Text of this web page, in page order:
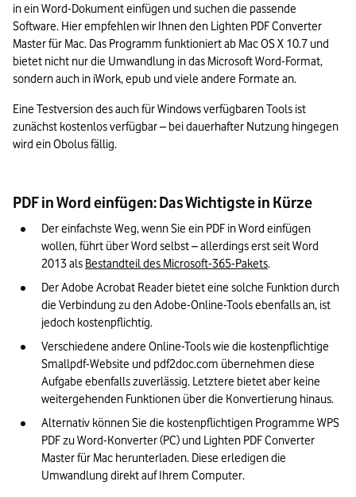
in ein Word-Dokument einfügen und suchen die passende
Software. Hier empfehlen wir Ihnen den Lighten PDF Converter
Master für Mac. Das Programm funktioniert ab Mac OS X 10.7 und
bietet nicht nur die Umwandlung in das Microsoft Word-Format,
sondern auch in iWork, epub und viele andere Formate an.
Eine Testversion des auch für Windows verfügbaren Tools ist
zunächst kostenlos verfügbar – bei dauerhafter Nutzung hingegen
wird ein Obolus fällig.
PDF in Word einfügen: Das Wichtigste in Kürze
Der einfachste Weg, wenn Sie ein PDF in Word einfügen
wollen, führt über Word selbst – allerdings erst seit Word
2013 als Bestandteil des Microsoft-365-Pakets.
Der Adobe Acrobat Reader bietet eine solche Funktion durch
die Verbindung zu den Adobe-Online-Tools ebenfalls an, ist
jedoch kostenpflichtig.
Verschiedene andere Online-Tools wie die kostenpflichtige
Smallpdf-Website und pdf2doc.com übernehmen diese
Aufgabe ebenfalls zuverlässig. Letztere bietet aber keine
weitergehenden Funktionen über die Konvertierung hinaus.
Alternativ können Sie die kostenpflichtigen Programme WPS
PDF zu Word-Konverter (PC) und Lighten PDF Converter
Master für Mac herunterladen. Diese erledigen die
Umwandlung direkt auf Ihrem Computer.